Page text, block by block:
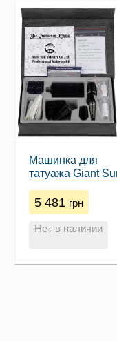
Машинка для
татуажа Giant
5 481 грн
Нет в наличии